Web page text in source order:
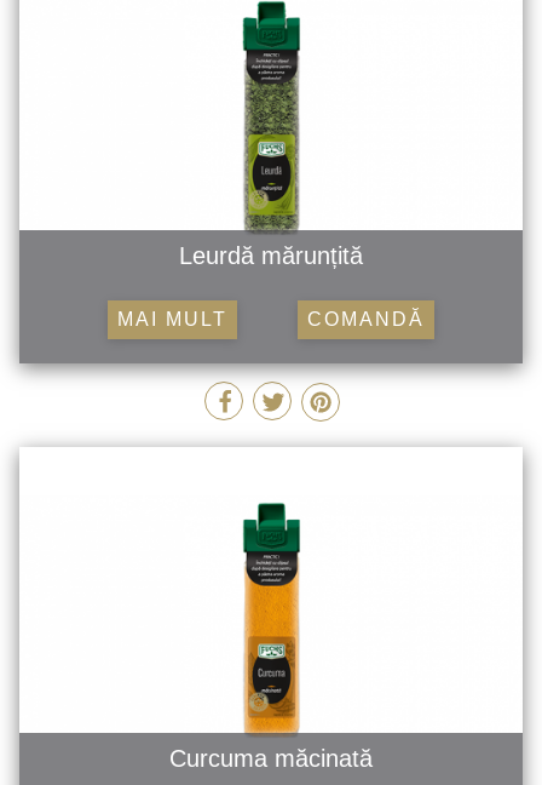
Leurdă mărunțită
MAI MULT COMANDĂ
Curcuma măcinată